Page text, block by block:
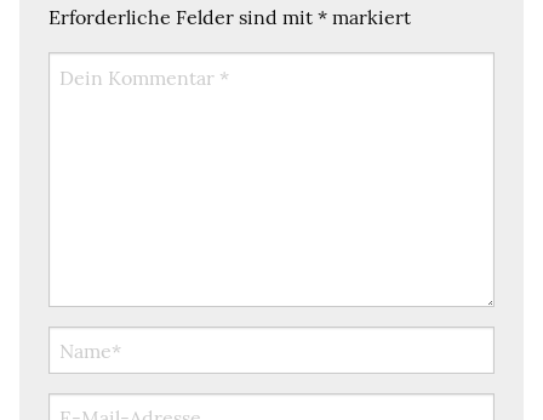
Erforderliche Felder sind mit * markiert